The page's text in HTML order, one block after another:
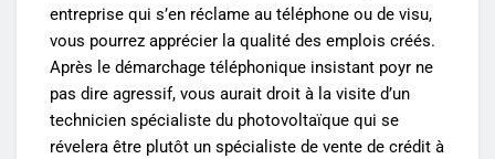
entreprise qui s’en réclame au téléphone ou de visu,
vous pourrez apprécier la qualité des emplois créés.
Après le démarchage téléphonique insistant poyr ne
pas dire agressif, vous aurait droit à la visite d’un
technicien spécialiste du photovoltaïque qui se
révelera être plutôt un spécialiste de vente de crédit à